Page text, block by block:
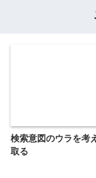
検索意図のウラを考
取る